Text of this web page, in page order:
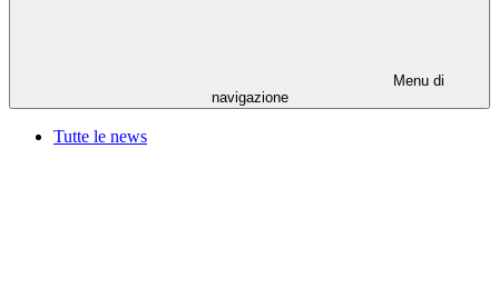
Menu di
navigazione
Tutte le news